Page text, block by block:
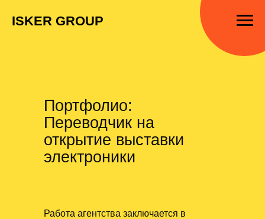
ISKER GROUP
Портфолио:
Переводчик на
открытие выставки
электроники
Работа агентства заключается в